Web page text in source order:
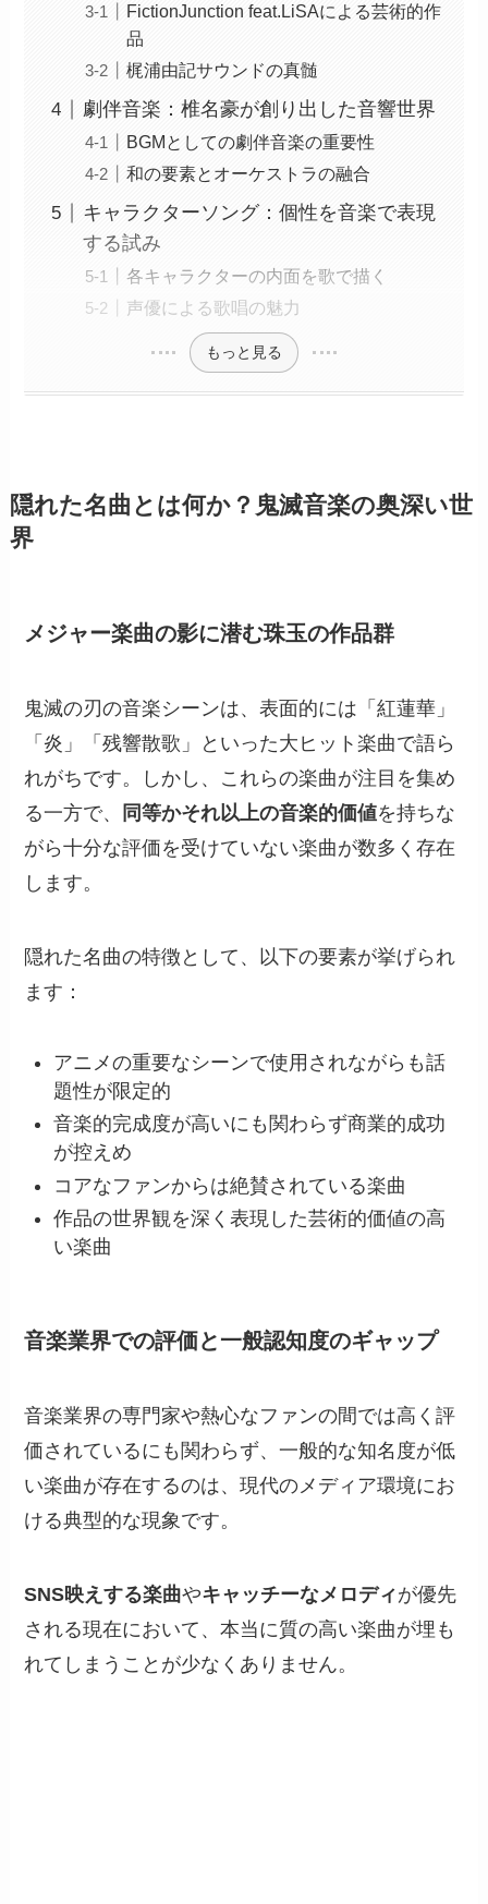
FictionJunction feat.LiSAによる芸術的作
品
梶浦由記サウンドの真髄
劇伴音楽：椎名豪が創り出した音響世界
BGMとしての劇伴音楽の重要性
和の要素とオーケストラの融合
キャラクターソング：個性を音楽で表現
する試み
各キャラクターの内面を歌で描く
声優による歌唱の魅力
もっと見る
隠れた名曲とは何か？鬼滅音楽の奥深い世
界
メジャー楽曲の影に潜む珠玉の作品群
鬼滅の刃の音楽シーンは、表面的には「紅蓮華」
「炎」「残響散歌」といった大ヒット楽曲で語ら
れがちです。しかし、これらの楽曲が注目を集め
る一方で、
同等かそれ以上の音楽的価値を持ちな
がら十分な評価を受けていない楽曲が数多く存在
します。
隠れた名曲の特徴として、以下の要素が挙げられ
ます：
アニメの重要なシーンで使用されながらも話
題性が限定的
音楽的完成度が高いにも関わらず商業的成功
が控えめ
コアなファンからは絶賛されている楽曲
作品の世界観を深く表現した芸術的価値の高
い楽曲
音楽業界での評価と一般認知度のギャップ
音楽業界の専門家や熱心なファンの間では高く評
価されているにも関わらず、一般的な知名度が低
い楽曲が存在するのは、現代のメディア環境にお
ける典型的な現象です。
SNS映えする楽曲やキャッチーなメロディが優先
される現在において、本当に質の高い楽曲が埋も
れてしまうことが少なくありません。